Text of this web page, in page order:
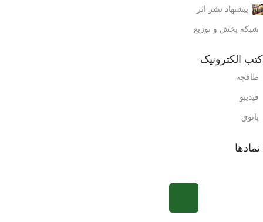
پیشنهاد نشر اثر
شبکه پخش و توزیع
کتب الکترونیک
طاقچه
فیدیبو
پاتوق
نمادها